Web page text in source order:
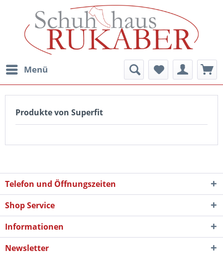
Menü
Produkte von Superfit
Telefon und Öffnungszeiten
Shop Service
Informationen
Newsletter